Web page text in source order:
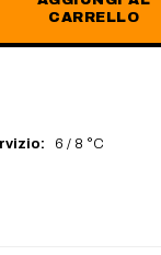
CARRELLO
6 / 8 °C